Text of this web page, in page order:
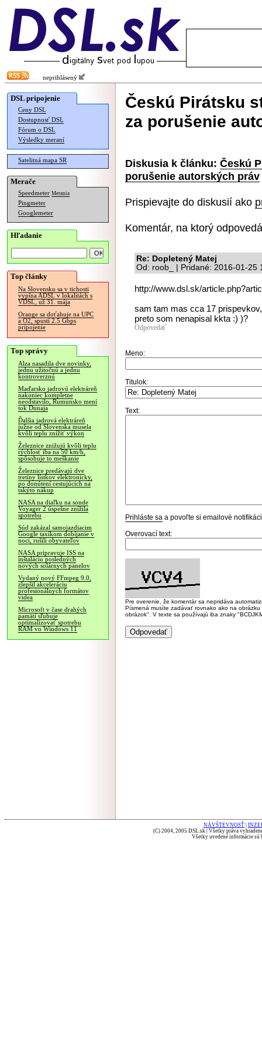
neprihlásený
DSL pripojenie
Ceny DSL
Dostupnosť DSL
Fórum o DSL
Výsledky meraní
Satelitná mapa SR
Merače
Speedmeter Merania
Pingmeter
Googlemeter
Hľadanie
Top články
Na Slovensku sa v tichosti
vypína ADSL v lokalitách s
VDSL, už 31. mája
Orange sa doťahuje na UPC
a O2, spustí 2.5 Gbps
pripojenie
Top správy
Alza nasadila dve novinky,
jednu užitočnú a jednu
kontroverznú
Maďarsko jadrovú elektráreň
nakoniec kompletne
neodstavilo, Rumunsko mení
tok Dunaja
Ďalšia jadrová elektráreň
južne od Slovenska musela
kvôli teplu znížiť výkon
Železnice znižujú kvôli teplu
rýchlosť iba na 50 km/h,
spôsobuje to meškanie
Železnice predávajú dve
tretiny lístkov elektronicky,
po donútení cestujúcich na
takýto nákup
NASA na diaľku na sonde
Voyager 2 úspešne znížila
spotrebu
Súd zakázal samojazdiacim
Google taxíkom dobíjanie v
noci, rušili obyvateľov
NASA pripravuje ISS na
inštaláciu posledných
nových solárnych panelov
Vydaný nový FFmpeg 9.0,
zlepšil akceleráciu
profesionálnych formátov
videa
Microsoft v čase drahých
pamätí sľubuje
optimalizovať spotrebu
RAM vo Windows 11
Českú Pirátsku
za porušenie
Diskusia k článku: Českú
porušenie autorských práv
Prispievajte do diskusií ako
Komentár, na ktorý
Re: Dopletený Matej
Od: roob_ | Pridané: 2016-01-25
http://www.dsl.sk/
sam tam mas cca 17
preto som nenapisal kkta :) )?
Odpovedať
Meno:
Titulok:
Text:
Prihláste sa a povoľte si emailové
Overovací text:
Pre overenie, že komentár sa nepridáva
Písmená musíte zadávať rovnako ako na
obrázok". V texte sa používajú iba znaky
NÁVŠTEVNOSŤ
(C) 2004, 2005 DSL.sk | Všetky práva
Všetky uvedené informácie sú